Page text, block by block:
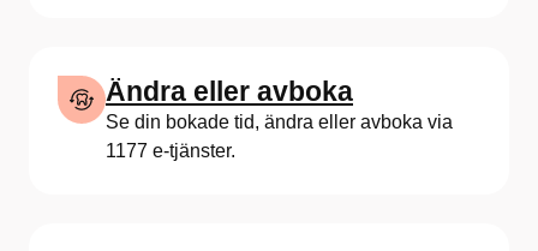
Ändra eller avboka
Se din bokade tid, ändra eller avboka via
1177 e-tjänster.